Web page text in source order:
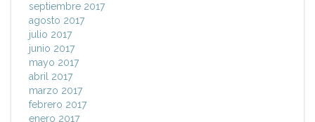
septiembre 2017
agosto 2017
julio 2017
junio 2017
mayo 2017
abril 2017
marzo 2017
febrero 2017
enero 2017